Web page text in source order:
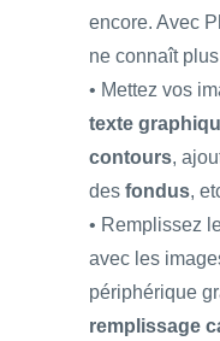
encore. Avec
ne connaît
• Mettez vos
texte
contours,
des fondus,
• Remplissez
avec les
périphérique
remplissage